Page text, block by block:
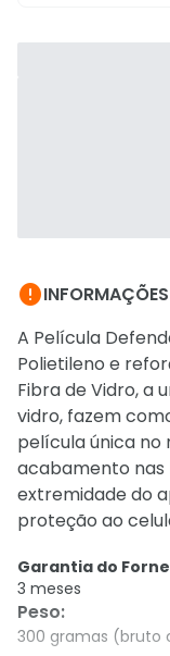

A Película
Polietileno e
Fibra de Vidro, a
vidro, fazem
película única no
acabamento
extremidade do
proteção ao
Garantia do
3 meses
Peso:
300 gramas (bruto